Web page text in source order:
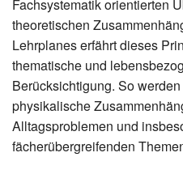
Fachsystematik orientierten
theoretischen
Lehrplanes erfährt dieses
thematische und
Berücksichtigung. So
physikalische
Alltagsproblemen und
fächerübergreifenden